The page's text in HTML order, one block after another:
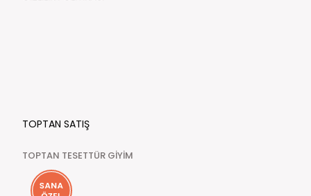
TOPTAN SATIŞ
TOPTAN TESETTÜR GİYİM